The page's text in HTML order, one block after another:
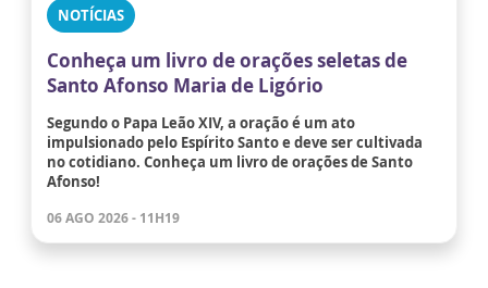
NOTÍCIAS
Conheça um livro de orações seletas de
Santo Afonso Maria de Ligório
Segundo o Papa Leão XIV, a oração é um ato
impulsionado pelo Espírito Santo e deve ser cultivada
no cotidiano. Conheça um livro de orações de Santo
Afonso!
06 AGO 2026 - 11H19